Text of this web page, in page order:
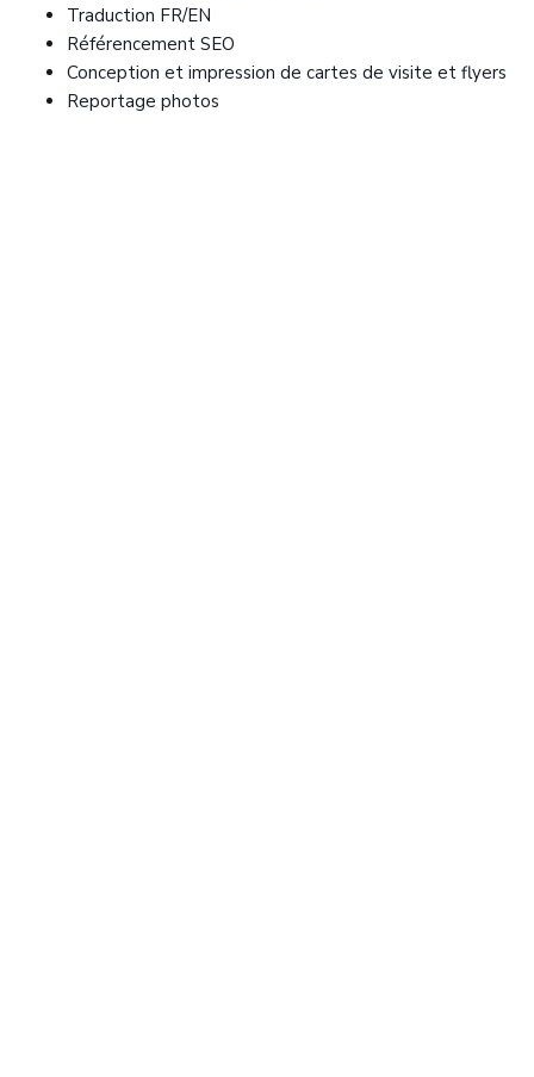
Traduction FR/EN
Référencement SEO
Conception et impression de cartes de visite et flyers
Reportage photos